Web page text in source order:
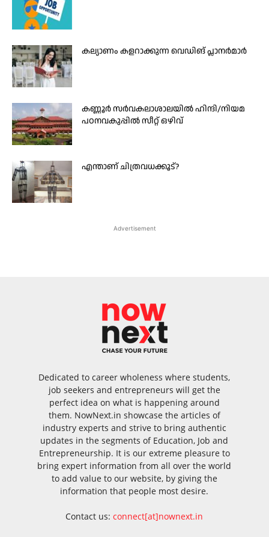
കല്യാണം കളറാക്കുന്ന വെഡിങ് പ്ലാനർമാർ
കണ്ണൂർ സർവകലാശാലയിൽ ഹിന്ദി/നിയമ
പഠനവകുപ്പിൽ സീറ്റ് ഒഴിവ്
എന്താണ് ചിത്രവധക്കൂട്?
Advertisement
Dedicated to career wholeness where students,
job seekers and entrepreneurs will get the
perfect idea on what is happening around
them. NowNext.in showcase the articles of
industry experts and strive to bring authentic
updates in the segments of Education, Job and
Entrepreneurship. It is our extreme pleasure to
bring expert information from all over the world
to add value to our website, by giving the
information that people most desire.
Contact us:connect[at]nownext.in